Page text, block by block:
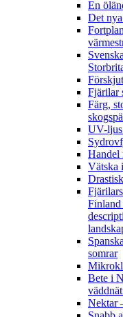
En
Det
Fjärilar
Färg,
UV-ljus
Handel
Vätska
Finland
somrar
Bete i
Nektar